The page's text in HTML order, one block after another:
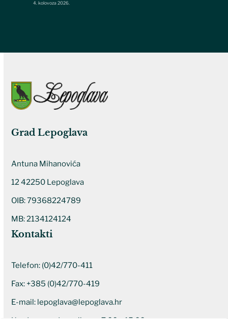
4. kolovoza 2026.
Grad Lepoglava
Antuna Mihanovića
12 42250 Lepoglava
OIB: 79368224789
MB: 2134124124
Kontakti
Telefon: (0)42/770-411
Fax: +385 (0)42/770-419
E-mail: lepoglava@lepoglava.hr